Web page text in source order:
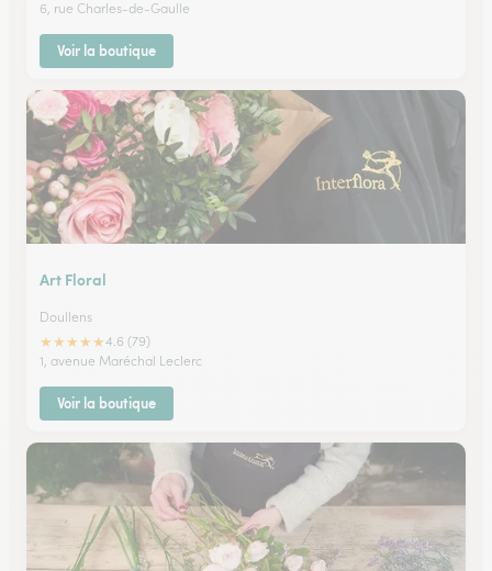
6, rue Charles-de-Gaulle
Voir la boutique
Art Floral
Doullens
★★★★★4.6 (79)
1, avenue Maréchal Leclerc
Voir la boutique